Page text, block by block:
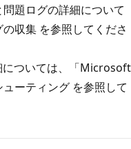
題ログの詳細について
収集 を参照してくださ
については、「Microsoft
ーティング を参照して